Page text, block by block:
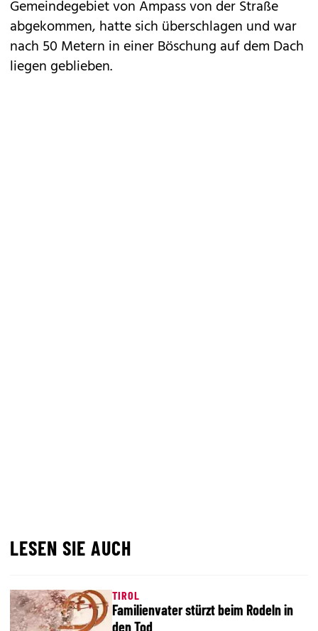
Gemeindegebiet von Ampass von der Straße
abgekommen, hatte sich überschlagen und war
nach 50 Metern in ­einer Böschung auf dem Dach
liegen geblieben.
LESEN SIE AUCH
TIROL
Familienvater stürzt beim Rodeln in
den Tod